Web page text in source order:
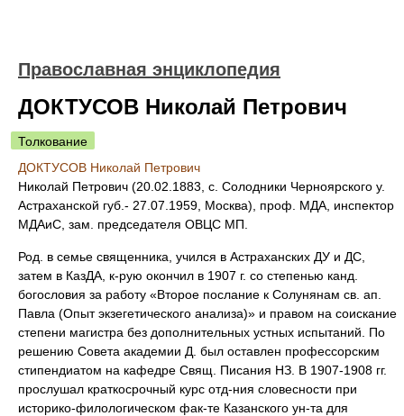
Православная энциклопедия
ДОКТУСОВ Николай Петрович
Толкование
ДОКТУСОВ Николай Петрович
Николай Петрович (20.02.1883, с. Солодники Черноярского у.
Астраханской губ.- 27.07.1959, Москва), проф. МДА, инспектор
МДАиС, зам. председателя ОВЦС МП.
Род. в семье священника, учился в Астраханских ДУ и ДС,
затем в КазДА, к-рую окончил в 1907 г. со степенью канд.
богословия за работу «Второе послание к Солунянам св. ап.
Павла (Опыт экзегетического анализа)» и правом на соискание
степени магистра без дополнительных устных испытаний. По
решению Совета академии Д. был оставлен профессорским
стипендиатом на кафедре Свящ. Писания НЗ. В 1907-1908 гг.
прослушал краткосрочный курс отд-ния словесности при
историко-филологическом фак-те Казанского ун-та для